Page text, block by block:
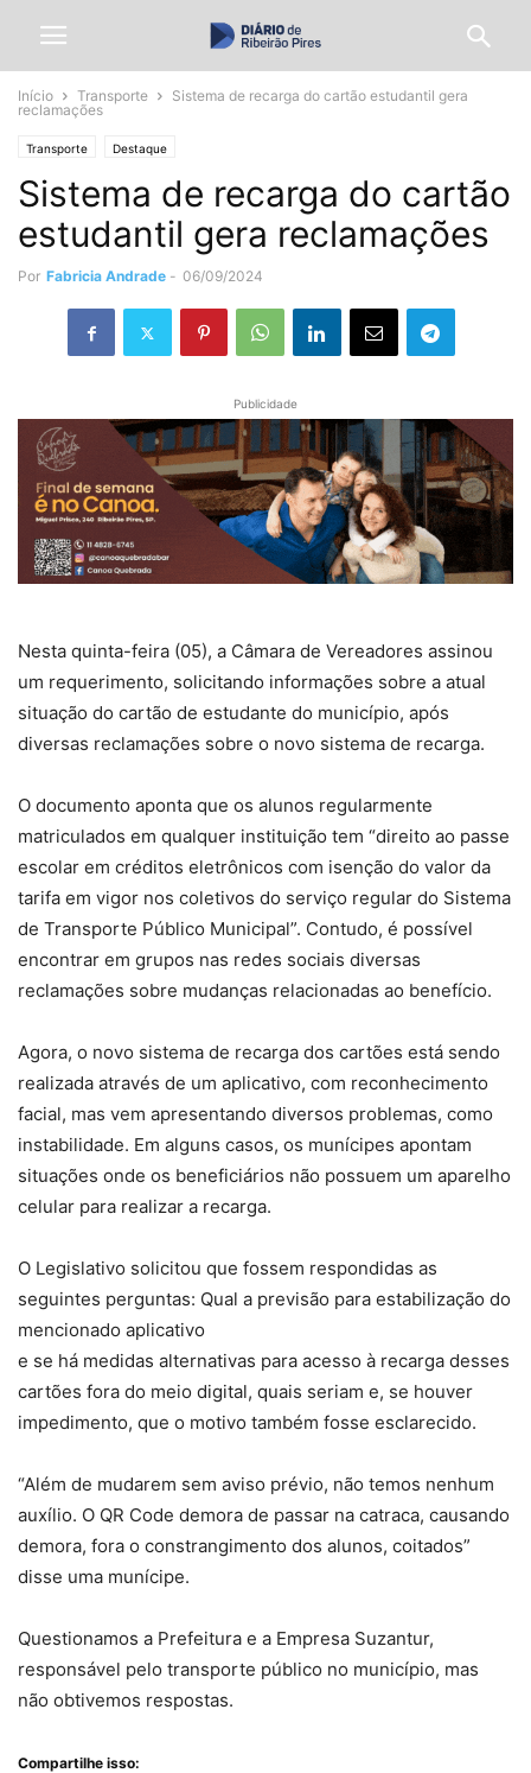
Início Transporte
Sistema de recarga do cartão estudantil gera
reclamações
Transporte Destaque
Sistema de recarga do cartão
estudantil gera reclamações
Por Fabricia Andrade - 06/09/2024
Publicidade
Nesta quinta-feira (05), a Câmara de Vereadores assinou
um requerimento, solicitando informações sobre a atual
situação do cartão de estudante do município, após
diversas reclamações sobre o novo sistema de recarga.
O documento aponta que os alunos regularmente
matriculados em qualquer instituição tem “direito ao passe
escolar em créditos eletrônicos com isenção do valor da
tarifa em vigor nos coletivos do serviço regular do Sistema
de Transporte Público Municipal”. Contudo, é possível
encontrar em grupos nas redes sociais diversas
reclamações sobre mudanças relacionadas ao benefício.
Agora, o novo sistema de recarga dos cartões está sendo
realizada através de um aplicativo, com reconhecimento
facial, mas vem apresentando diversos problemas, como
instabilidade. Em alguns casos, os munícipes apontam
situações onde os beneficiários não possuem um aparelho
celular para realizar a recarga.
O Legislativo solicitou que fossem respondidas as
seguintes perguntas: Qual a previsão para estabilização do
mencionado aplicativo
e se há medidas alternativas para acesso à recarga desses
cartões fora do meio digital, quais seriam e, se houver
impedimento, que o motivo também fosse esclarecido.
“Além de mudarem sem aviso prévio, não temos nenhum
auxílio. O QR Code demora de passar na catraca, causando
demora, fora o constrangimento dos alunos, coitados”
disse uma munícipe.
Questionamos a Prefeitura e a Empresa Suzantur,
responsável pelo transporte público no município, mas
não obtivemos respostas.
Compartilhe isso: